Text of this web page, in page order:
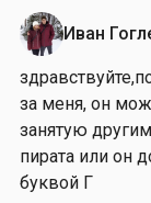
й
т
е
,
у
н
а
Иван
за меня, он
занятую
пирата или он
буквой Г